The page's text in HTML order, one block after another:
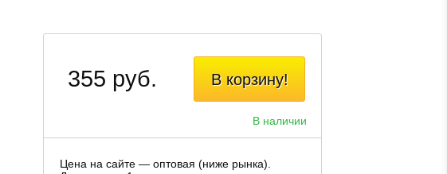
В корзину!
В наличии
355 руб.
Цена на сайте — оптовая (ниже рынка).